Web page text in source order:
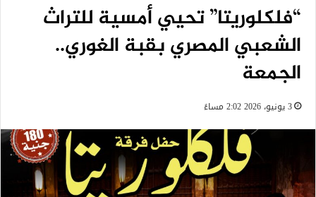
“فلكلوريتا” تحيي أمسية للتراث
الشعبي المصري بقبة الغوري..
الجمعة
3 يونيو، 2026 2:02 مساءً